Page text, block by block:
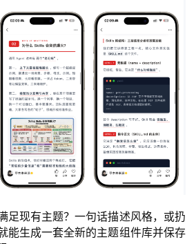
足现有主题？一句话描述风格，或扔
能生成一套全新的主题组件库并保存